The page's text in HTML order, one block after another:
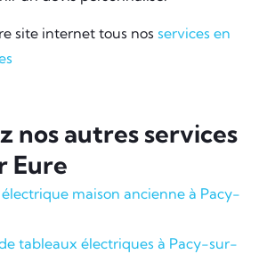
site internet tous nos services en
nos autres services
Eure
maison ancienne à Pacy-
tableaux électriques à Pacy-sur-